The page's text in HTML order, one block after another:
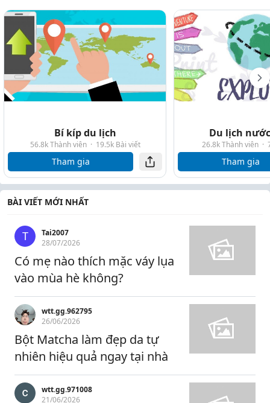
Bí kíp du lịch
56.8k Thành viên · 19.5k Bài viết
Tham gia
Du lịch
26.8k Thành viên ·
Tham gia
BÀI VIẾT MỚI NHẤT
T
Tai2007
28/07/2026
Có mẹ nào thích mặc váy lụa
vào mùa hè không?
wtt.gg.962795
26/06/2026
Bột Matcha làm đẹp da tự
nhiên hiệu quả ngay tại nhà
wtt.gg.971008
21/06/2026